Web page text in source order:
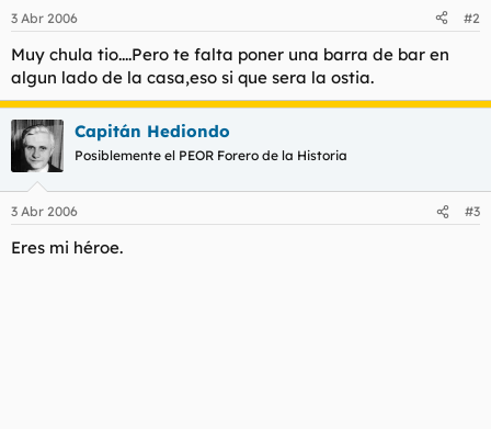
3 Abr 2006 #2
Muy chula tio....Pero te falta poner una barra de bar en
algun lado de la casa,eso si que sera la ostia.
Capitán Hediondo
Posiblemente el PEOR Forero de la Historia
3 Abr 2006 #3
Eres mi héroe.